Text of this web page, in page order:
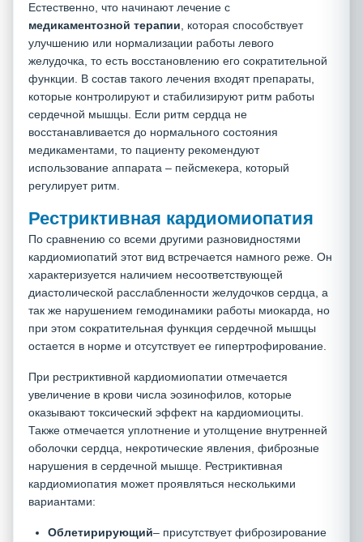
Естественно, что начинают лечение с
медикаментозной терапии , которая способствует
улучшению или нормализации работы левого
желудочка, то есть восстановлению его сократительной
функции. В состав такого лечения входят препараты,
которые контролируют и стабилизируют ритм работы
сердечной мышцы. Если ритм сердца не
восстанавливается до нормального состояния
медикаментами, то пациенту рекомендуют
использование аппарата – пейсмекера, который
регулирует ритм.
Рестриктивная кардиомиопатия
По сравнению со всеми другими разновидностями
кардиомиопатий этот вид встречается намного реже. Он
характеризуется наличием несоответствующей
диастолической расслабленности желудочков сердца, а
так же нарушением гемодинамики работы миокарда, но
при этом сократительная функция сердечной мышцы
остается в норме и отсутствует ее гипертрофирование.
При рестриктивной кардиомиопатии отмечается
увеличение в крови числа эозинофилов, которые
оказывают токсический эффект на кардиомиоциты.
Также отмечается уплотнение и утолщение внутренней
оболочки сердца, некротические явления, фиброзные
нарушения в сердечной мышце. Рестриктивная
кардиомиопатия может проявляться несколькими
вариантами:
Облетирирующий– присутствует фиброзирование